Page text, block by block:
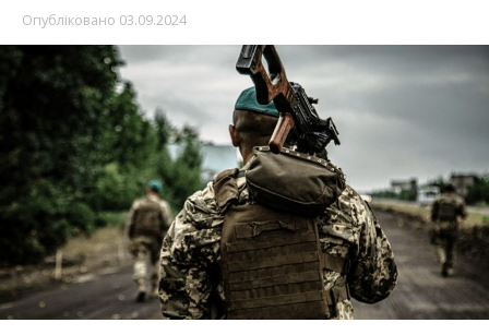
Опубліковано 03.09.2024